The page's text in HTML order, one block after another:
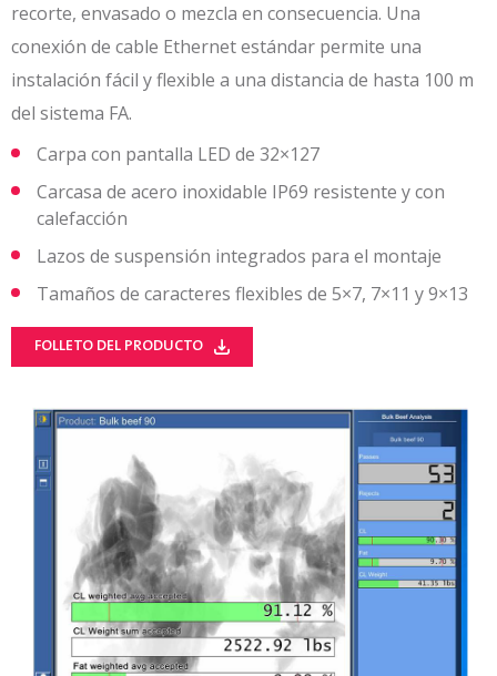
recorte, envasado o mezcla en consecuencia. Una
conexión de cable Ethernet estándar permite una
instalación fácil y flexible a una distancia de hasta 100 m
del sistema FA.
Carpa con pantalla LED de 32×127
Carcasa de acero inoxidable IP69 resistente y con
calefacción
Lazos de suspensión integrados para el montaje
Tamaños de caracteres flexibles de 5×7, 7×11 y 9×13
FOLLETO DEL PRODUCTO